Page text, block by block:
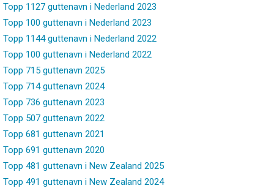
Topp 1127 guttenavn i Nederland 2023
Topp 100 guttenavn i Nederland 2023
Topp 1144 guttenavn i Nederland 2022
Topp 100 guttenavn i Nederland 2022
Topp 715 guttenavn 2025
Topp 714 guttenavn 2024
Topp 736 guttenavn 2023
Topp 507 guttenavn 2022
Topp 681 guttenavn 2021
Topp 691 guttenavn 2020
Topp 481 guttenavn i New Zealand 2025
Topp 491 guttenavn i New Zealand 2024